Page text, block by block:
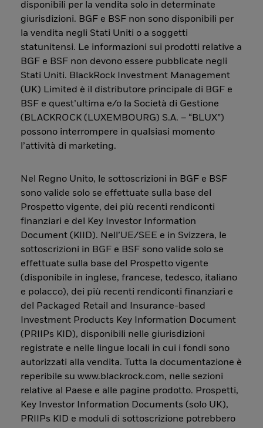
disponibili per la vendita solo in determinate
giurisdizioni. BGF e BSF non sono disponibili per
la vendita negli Stati Uniti o a soggetti
statunitensi. Le informazioni sui prodotti relative a
BGF e BSF non devono essere pubblicate negli
Stati Uniti. BlackRock Investment Management
(UK) Limited è il distributore principale di BGF e
BSF e quest’ultima e/o la Società di Gestione
(BLACKROCK (LUXEMBOURG) S.A. – “BLUX”)
possono interrompere in qualsiasi momento
l’attività di marketing.
Nel Regno Unito, le sottoscrizioni in BGF e BSF
sono valide solo se effettuate sulla base del
Prospetto vigente, dei più recenti rendiconti
finanziari e del Key Investor Information
Document (KIID). Nell’UE/SEE e in Svizzera, le
sottoscrizioni in BGF e BSF sono valide solo se
effettuate sulla base del Prospetto vigente
(disponibile in inglese, francese, tedesco, italiano
e polacco), dei più recenti rendiconti finanziari e
del Packaged Retail and Insurance-based
Investment Products Key Information Document
(PRIIPs KID), disponibili nelle giurisdizioni
registrate e nelle lingue locali in cui i fondi sono
autorizzati alla vendita. Tutta la documentazione è
reperibile su www.blackrock.com, nelle sezioni
relative al Paese e alle pagine prodotto. Prospetti,
Key Investor Information Documents (solo UK),
PRIIPs KID e moduli di sottoscrizione potrebbero